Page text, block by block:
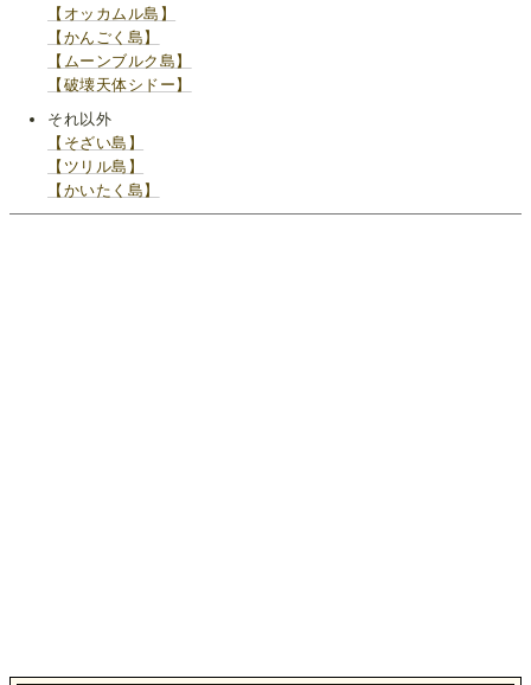
【オッカムル島】
【かんごく島】
【ムーンブルク島】
【破壊天体シドー】
それ以外
【そざい島】
【ツリル島】
【かいたく島】